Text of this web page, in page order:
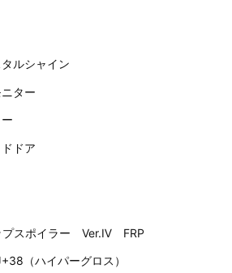
ルシャイン
ター
ドア
プスポイラー Ver.Ⅳ FRP
（ハイパーグロス）